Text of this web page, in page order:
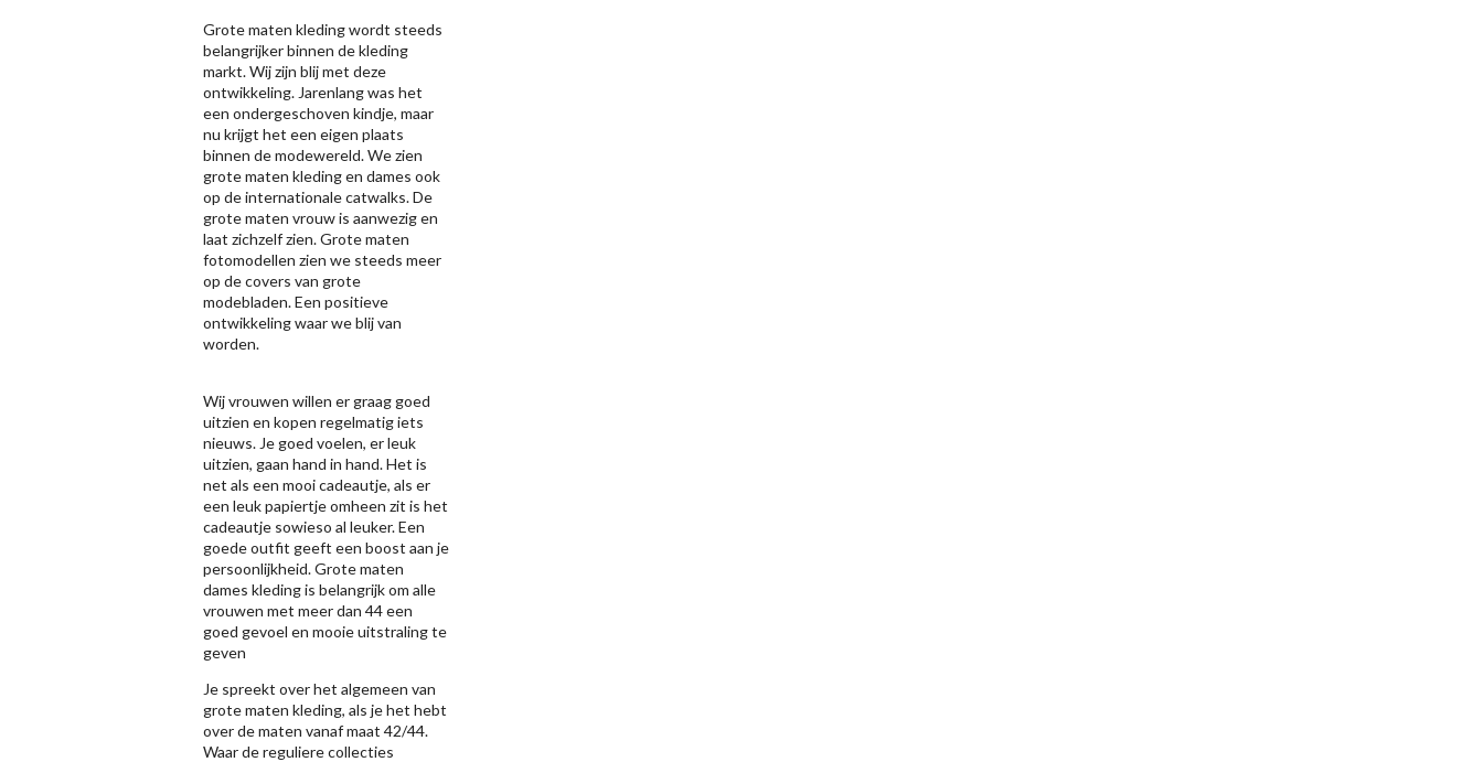
Grote maten kleding wordt steeds
belangrijker binnen de kleding
markt. Wij zijn blij met deze
ontwikkeling. Jarenlang was het
een ondergeschoven kindje, maar
nu krijgt het een eigen plaats
binnen de modewereld. We zien
grote maten kleding en dames ook
op de internationale catwalks. De
grote maten vrouw is aanwezig en
laat zichzelf zien. Grote maten
fotomodellen zien we steeds meer
op de covers van grote
modebladen. Een positieve
ontwikkeling waar we blij van
worden.
Wij vrouwen willen er graag goed
uitzien en kopen regelmatig iets
nieuws. Je goed voelen, er leuk
uitzien, gaan hand in hand. Het is
net als een mooi cadeautje, als er
een leuk papiertje omheen zit is het
cadeautje sowieso al leuker. Een
goede outfit geeft een boost aan je
persoonlijkheid. Grote maten
dames kleding is belangrijk om alle
vrouwen met meer dan 44 een
goed gevoel en mooie uitstraling te
geven
Je spreekt over het algemeen van
grote maten kleding, als je het hebt
over de maten vanaf maat 42/44.
Waar de reguliere collecties